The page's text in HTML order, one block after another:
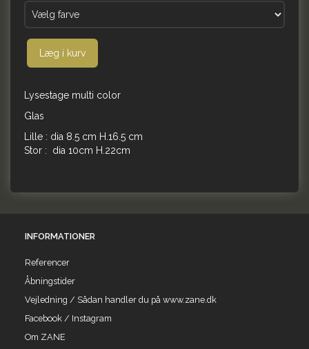
Læg i kurv
Lysestage multi color
Glas
Lille : dia 8.5 cm H.16.5 cm
Stor : dia 10cm H.22cm
INFORMATIONER
Referencer
Åbningstider
Vejledning / Sådan handler du på www.zane.dk
Facebook / Instagram
Om ZANE